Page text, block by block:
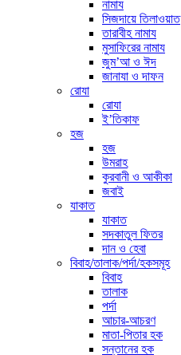
নামায
সিজদায়ে তিলাওয়াত
তারাবীহ নামায
মুসাফিরের নামায
জুম’আ ও ঈদ
জানাযা ও দাফন
রোযা
রোযা
ই’তিকাফ
হজ
হজ
উমরাহ
কুরবানী ও আকীকা
জবাই
যাকাত
যাকাত
সদকাতুল ফিতর
দান ও হেবা
বিবাহ/তালাক/পর্দা/হকসমূহ
বিবাহ
তালাক
পর্দা
আচার-আচরণ
মাতা-পিতার হক
সন্তানের হক